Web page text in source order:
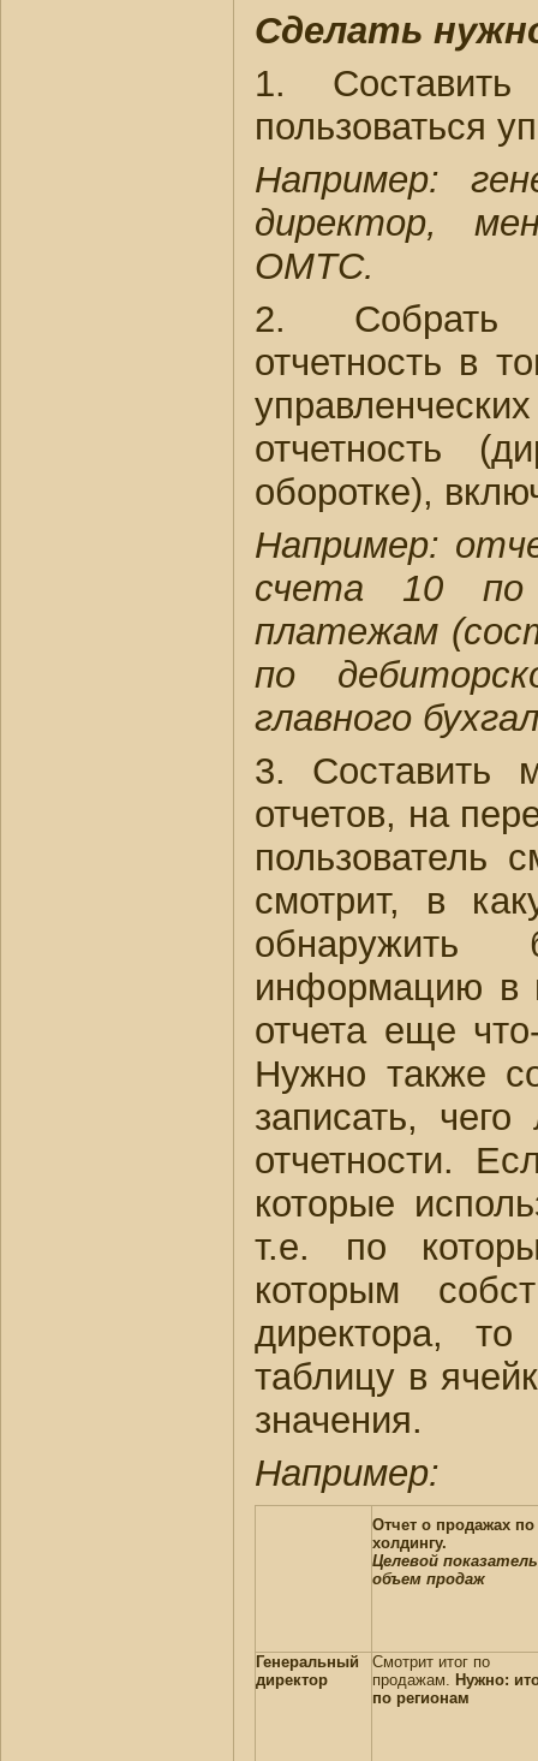
Сделать
1.
пользоваться
Например:
директор,
ОМТС.
2. Собрать
отчетность в
отчетность
оборотке),
Например:
счета 10
платежам
по
главного
3. Составить
отчетов, на
пользователь
смотрит, в
обнаружить
информацию в
отчета еще
Нужно также
записать,
отчетности.
которые
т.е. по
которым
директора,
таблицу в
значения.
Например:
Отчет о продажах по
холдингу.
Целевой
объем продаж
Генеральный
директор
Смотрит итог по
продажам.
Нужно:
по регионам